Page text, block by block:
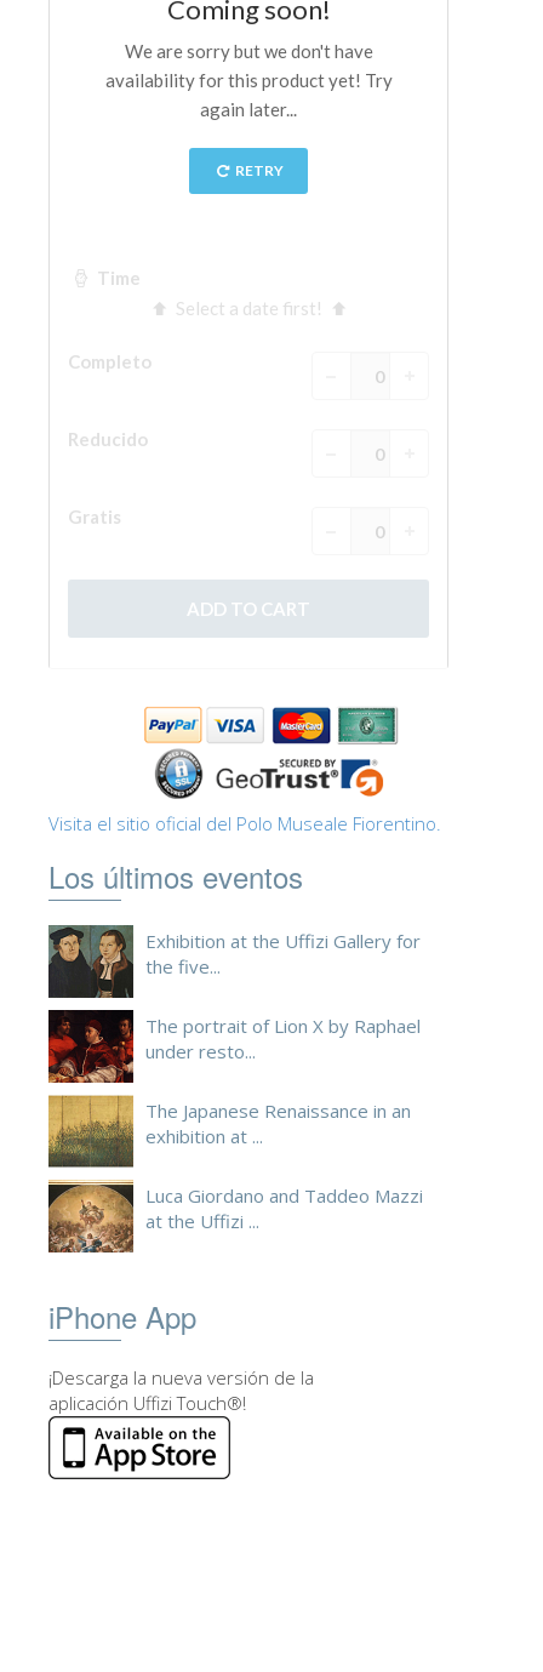
Visita el sitio oficial del Polo Museale Fiorentino.
Los últimos eventos
Exhibition at the Uffizi Gallery for
the five...
The portrait of Lion X by Raphael
under resto...
The Japanese Renaissance in an
exhibition at ...
Luca Giordano and Taddeo Mazzi
at the Uffizi ...
iPhone App
¡Descarga la nueva versión de la
aplicación Uffizi Touch®!